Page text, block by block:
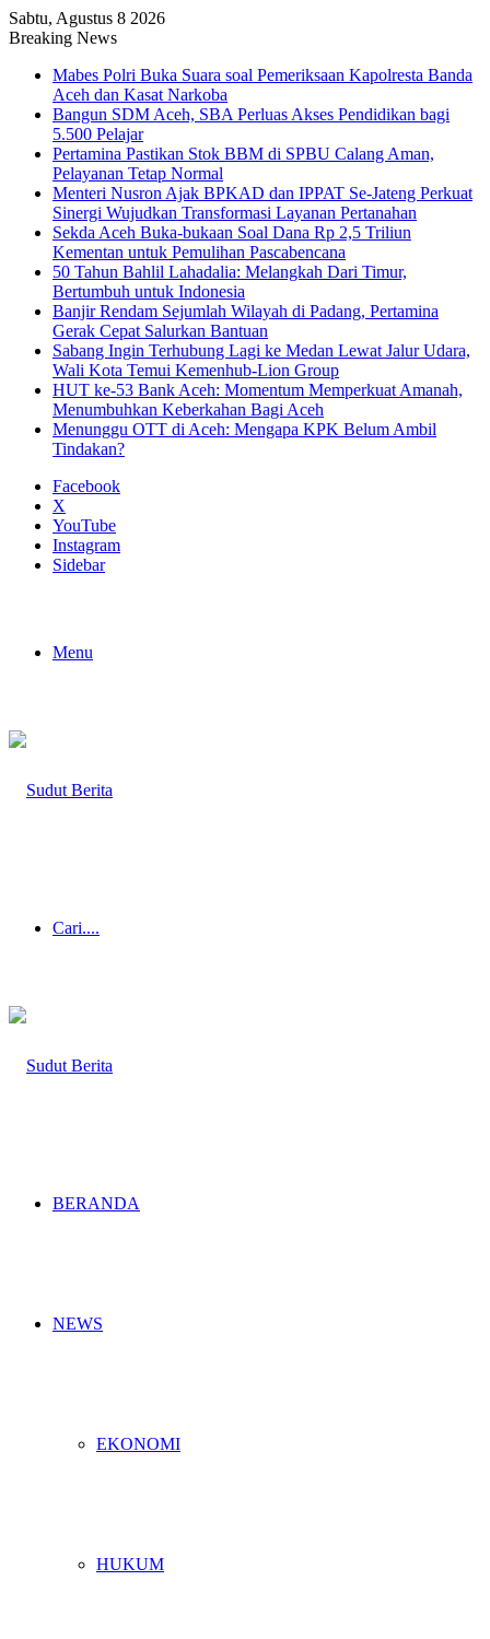
Sabtu, Agustus 8 2026
Breaking News
Mabes Polri Buka Suara soal Pemeriksaan Kapolresta Banda
Aceh dan Kasat Narkoba
Bangun SDM Aceh, SBA Perluas Akses Pendidikan bagi
5.500 Pelajar
Pertamina Pastikan Stok BBM di SPBU Calang Aman,
Pelayanan Tetap Normal
Menteri Nusron Ajak BPKAD dan IPPAT Se-Jateng Perkuat
Sinergi Wujudkan Transformasi Layanan Pertanahan
Sekda Aceh Buka-bukaan Soal Dana Rp 2,5 Triliun
Kementan untuk Pemulihan Pascabencana
50 Tahun Bahlil Lahadalia: Melangkah Dari Timur,
Bertumbuh untuk Indonesia
Banjir Rendam Sejumlah Wilayah di Padang, Pertamina
Gerak Cepat Salurkan Bantuan
Sabang Ingin Terhubung Lagi ke Medan Lewat Jalur Udara,
Wali Kota Temui Kemenhub-Lion Group
HUT ke-53 Bank Aceh: Momentum Memperkuat Amanah,
Menumbuhkan Keberkahan Bagi Aceh
Menunggu OTT di Aceh: Mengapa KPK Belum Ambil
Tindakan?
Facebook
X
YouTube
Instagram
Sidebar
Menu
Cari....
BERANDA
NEWS
EKONOMI
HUKUM